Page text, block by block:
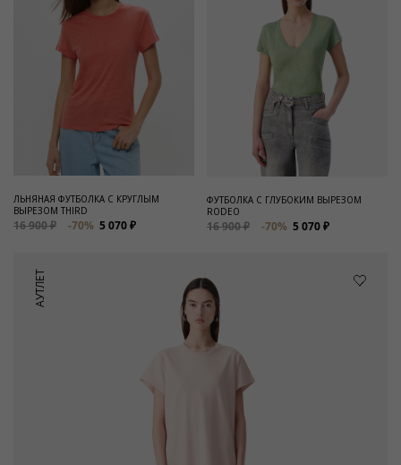
ЛЬНЯНАЯ ФУТБОЛКА С КРУГЛЫМ
ВЫРЕЗОМ THIRD
16 900 ₽ -70% 5 070 ₽
ФУТБОЛКА С ГЛУБОКИМ ВЫРЕЗОМ
RODEO
16 900 ₽ -70% 5 070 ₽
АУТЛЕТ